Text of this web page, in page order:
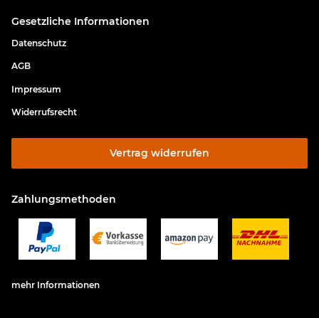
Gesetzliche Informationen
Datenschutz
AGB
Impressum
Widerrufsrecht
Vertrag widerrufen
Zahlungsmethoden
mehr Informationen